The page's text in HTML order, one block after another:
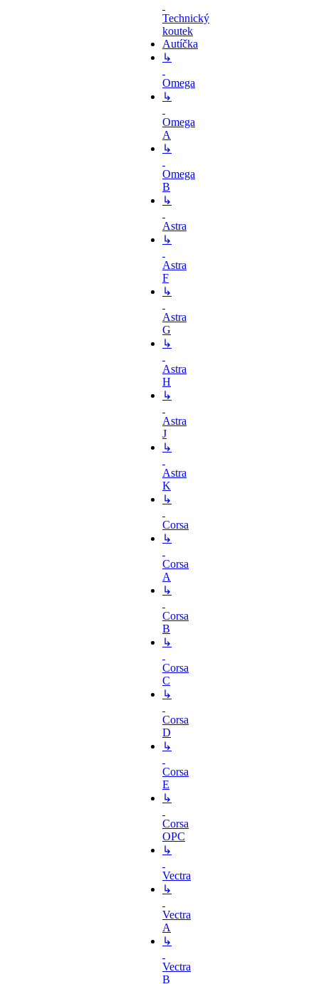
Technický
koutek
Autíčka
↳
Omega
↳
Omega
A
↳
Omega
B
↳
Astra
↳
Astra
F
↳
Astra
G
↳
Astra
H
↳
Astra
J
↳
Astra
K
↳
Corsa
↳
Corsa
A
↳
Corsa
B
↳
Corsa
C
↳
Corsa
D
↳
Corsa
E
↳
Corsa
OPC
↳
Vectra
↳
Vectra
A
↳
Vectra
B